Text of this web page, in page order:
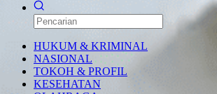
HUKUM & KRIMINAL
NASIONAL
TOKOH & PROFIL
KESEHATAN